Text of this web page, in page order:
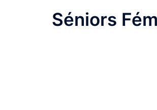
Séniors